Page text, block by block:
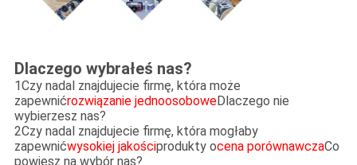
Dlaczego wybrałeś nas?
1Czy nadal znajdujecie firmę, która może
zapewnićrozwiązanie jednoosoboweDlaczego nie
wybierzesz nas?
2Czy nadal znajdujecie firmę, która mogłaby
zapewnićwysokiej jakościprodukty ocena porównawczaCo
powiesz na wybór nas?